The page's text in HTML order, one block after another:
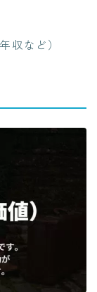
収など）